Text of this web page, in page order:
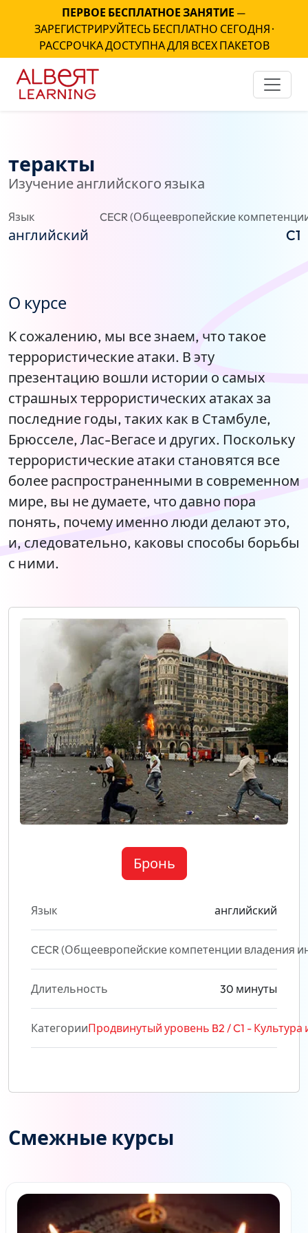
ПЕРВОЕ БЕСПЛАТНОЕ ЗАНЯТИЕ —
ЗАРЕГИСТРИРУЙТЕСЬ БЕСПЛАТНО СЕГОДНЯ ·
РАССРОЧКА ДОСТУПНА ДЛЯ ВСЕХ ПАКЕТОВ
теракты
Изучение английского языка
Язык
английский
CECR (Общеевропейские
C1
О курсе
К сожалению, мы все знаем, что такое
террористические атаки. В эту
презентацию вошли истории о самых
страшных террористических атаках за
последние годы, таких как в Стамбуле,
Брюсселе, Лас-Вегасе и других. Поскольку
террористические атаки становятся все
более распространенными в современном
мире, вы не думаете, что давно пора
понять, почему именно люди делают это,
и, следовательно, каковы способы борьбы
с ними.
Бронь
Язык английский
CECR (Общеевропейские компетенции владения
Длительность 30 минуты
КатегорииПродвинутый уровень B2 / C1 -
Смежные курсы